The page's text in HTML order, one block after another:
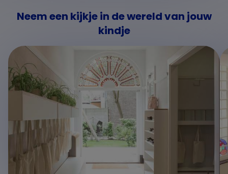
Neem een kijkje in de wereld van jouw
kindje